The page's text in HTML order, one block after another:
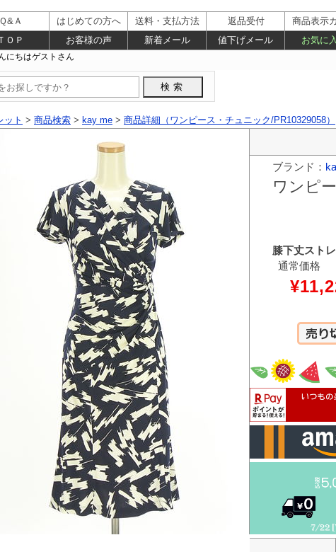
ット > 商品検索 > kay me > 商品詳細（ワンピース・チュニック/PR10329058）
ブランド：
ワンピ
膝下丈スト
通常価格
カート
Ｑ&Ａ はじめての方へ 送料・支払方法 返品受付 商品表示
ＯＰ
お客様の声 新着メール 値下げメール お気に